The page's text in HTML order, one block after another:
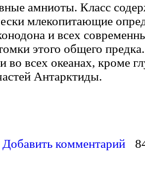
амниоты. Класс
млекопитающие
и всех
этого общего
во всех океанах, кроме
Антарктиды.
Млекопитающие
Добавить комментарий